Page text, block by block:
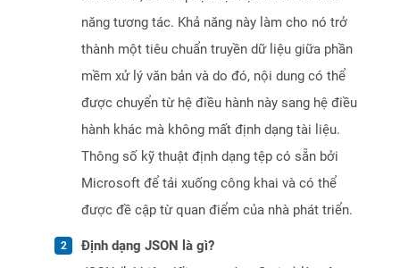
năng tương tác. Khả năng này làm cho nó trở
thành một tiêu chuẩn truyền dữ liệu giữa phần
mềm xử lý văn bản và do đó, nội dung có thể
được chuyển từ hệ điều hành này sang hệ điều
hành khác mà không mất định dạng tài liệu.
Thông số kỹ thuật định dạng tệp có sẵn bởi
Microsoft để tải xuống công khai và có thể
được đề cập từ quan điểm của nhà phát triển.
Định dạng JSON là gì?